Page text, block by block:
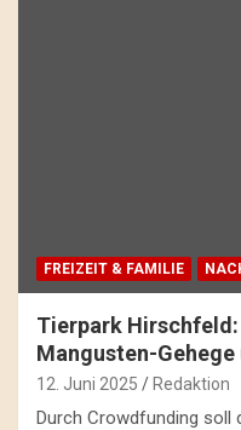
FREIZEIT & FAMILIE
Tierpark
Mangusten-
12. Juni 2025 Redaktion
Durch Crowdfunding soll